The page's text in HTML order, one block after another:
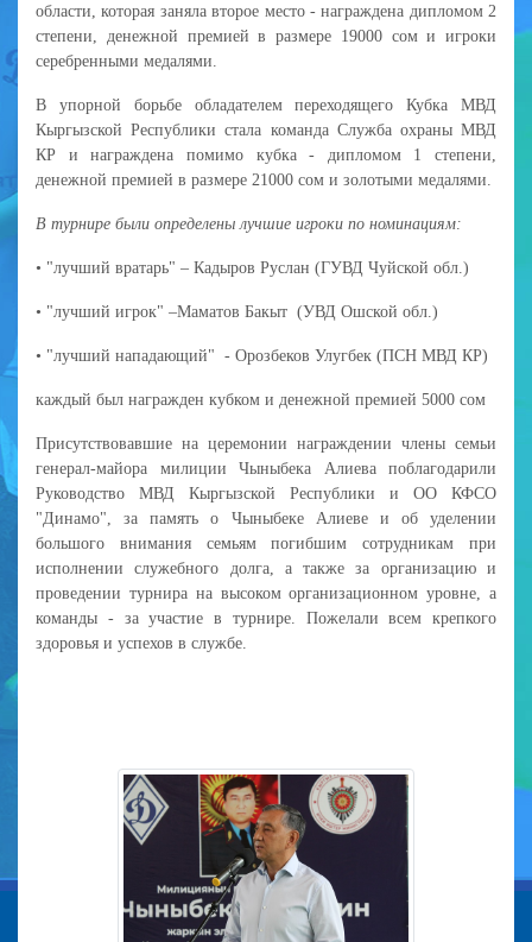
области, которая заняла второе место - награждена дипломом 2
степени, денежной премией в размере 19000 сом и игроки
серебренными медалями.
В упорной борьбе обладателем переходящего Кубка МВД
Кыргызской Республики стала команда Служба охраны МВД
КР и награждена помимо кубка - дипломом 1 степени,
денежной премией в размере 21000 сом и золотыми медалями.
В турнире были определены лучшие игроки по номинациям:
• "лучший вратарь" – Кадыров Руслан (ГУВД Чуйской обл.)
• "лучший игрок" –Маматов Бакыт (УВД Ошской обл.)
• "лучший нападающий" - Орозбеков Улугбек (ПСН МВД КР)
каждый был награжден кубком и денежной премией 5000 сом
Присутствовавшие на церемонии награждении члены семьи
генерал-майора милиции Чыныбека Алиева поблагодарили
Руководство МВД Кыргызской Республики и ОО КФСО
"Динамо", за память о Чыныбеке Алиеве и об уделении
большого внимания семьям погибшим сотрудникам при
исполнении служебного долга, а также за организацию и
проведении турнира на высоком организационном уровне, а
команды - за участие в турнире. Пожелали всем крепкого
здоровья и успехов в службе.